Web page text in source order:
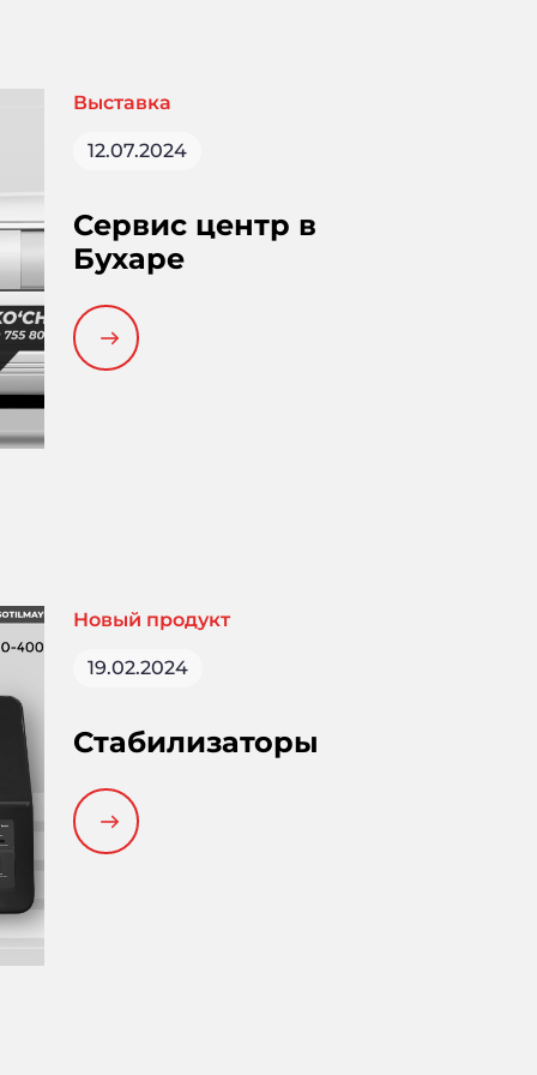
и производственных
помещениях.
Выставка
12.07.2024
Сервис центр в
Бухаре
Новый продукт
19.02.2024
Стабилизаторы